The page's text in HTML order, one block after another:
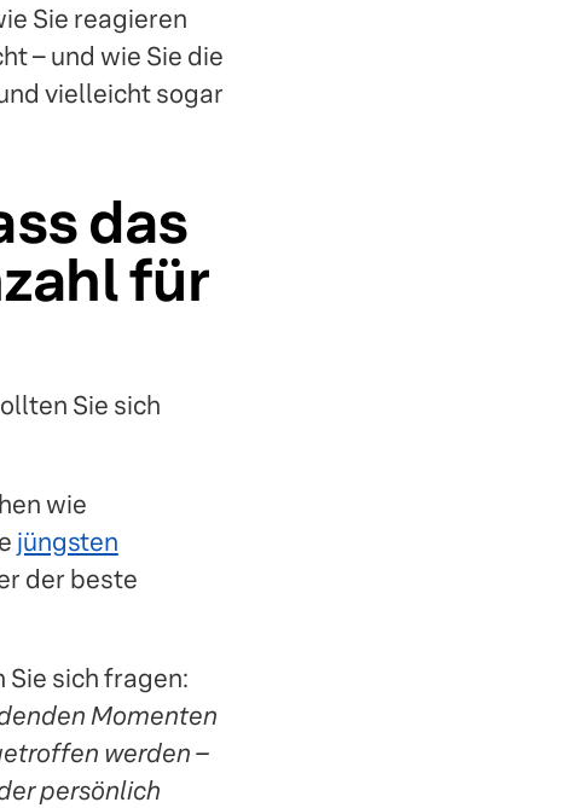
Sie reagieren
– und wie Sie die
vielleicht sogar
das
für
Sie sich
wie
jüngsten
der beste
sich fragen:
Momenten
werden –
persönlich